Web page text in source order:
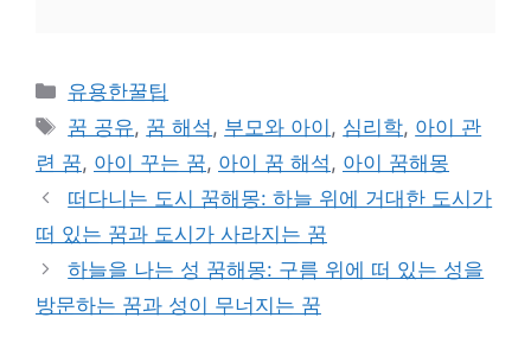
카
테
리
유용한꿀팁
태
그
꿈 공유, 꿈 해석, 부모와 아이 , 심리학, 아이 관
련 꿈, 아이 꾸는 꿈, 아이 꿈 해석, 아이 꿈해몽
떠다니는 도시 꿈해몽: 하늘 위에 거대한 도시가
떠 있는 꿈과 도시가 사라지는 꿈
하늘을 나는 성 꿈해몽: 구름 위에 떠 있는 성을
방문하는 꿈과 성이 무너지는 꿈